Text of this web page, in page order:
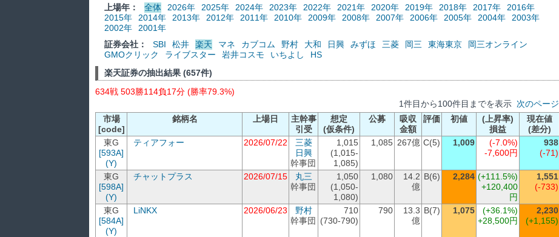
上場年：
全体 2026年 2025年 2024年 2023年 2022年 2021年 2020年 2019年 2018年 2017年
2016年
2015年
2014年 2013年 2012年 2011年 2010年 2009年 2008年 2007年 2006年 2005年 2004年
2003年
2002年
2001年
証券会社：
SBI 松井 楽天 マネ カブコム 野村 大和 日興 みずほ 三菱 岡三 東海東京
岡三オンライン
GMOクリック
ライブスター 岩井コスモ いちよし
HS
楽天証券の抽出結果 (657件)
634戦 503勝114負17分 (勝率79.3%)
1件目から100件目までを表示 次のページ
市場
[code]
銘柄名 上場日
主幹事
引受
想定
(仮条件)
公募
吸収
金額
評価 初値
(上昇率)
損益
現在値
(差分)
東G
[593A]
(Y)
ティアフォー 2026/07/22
三菱
日興
幹事団
1,015
(1,015-
1,085)
1,085 267億 C(5) 1,009
(-7.0%)
-7,600円
938
(-71)
東G
[598A]
(Y)
チャットプラス 2026/07/15
丸三
幹事団
1,050
(1,050-
1,080)
1,080
14.2
億
B(6) 2,284 (+111.5%)
+120,400
円
1,551
(-733)
東G
[584A]
(Y)
LiNKX 2026/06/23
野村
幹事団
710
(730-790)
790
13.3
億
B(7) 1,075
(+36.1%)
+28,500円
2,230
(+1,155)